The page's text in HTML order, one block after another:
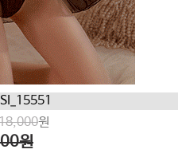
원
원